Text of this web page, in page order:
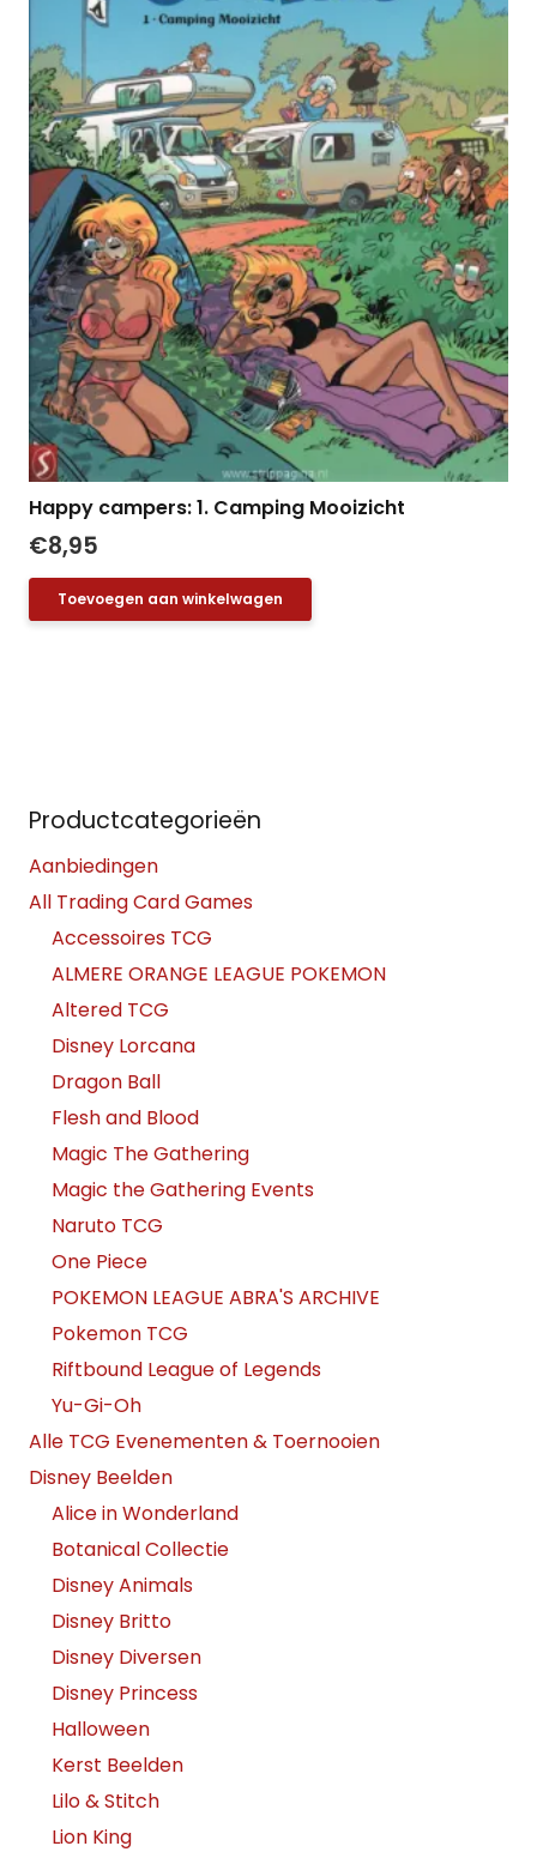
Happy campers: 1. Camping Mooizicht
€8,95
Toevoegen aan winkelwagen
Productcategorieën
Aanbiedingen
All Trading Card Games
Accessoires TCG
ALMERE ORANGE LEAGUE POKEMON
Altered TCG
Disney Lorcana
Dragon Ball
Flesh and Blood
Magic The Gathering
Magic the Gathering Events
Naruto TCG
One Piece
POKEMON LEAGUE ABRA'S ARCHIVE
Pokemon TCG
Riftbound League of Legends
Yu-Gi-Oh
Alle TCG Evenementen & Toernooien
Disney Beelden
Alice in Wonderland
Botanical Collectie
Disney Animals
Disney Britto
Disney Diversen
Disney Princess
Halloween
Kerst Beelden
Lilo & Stitch
Lion King